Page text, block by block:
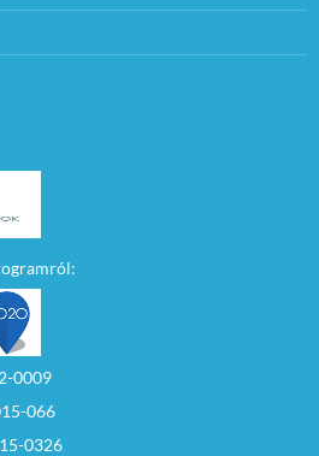
0009
066
0326